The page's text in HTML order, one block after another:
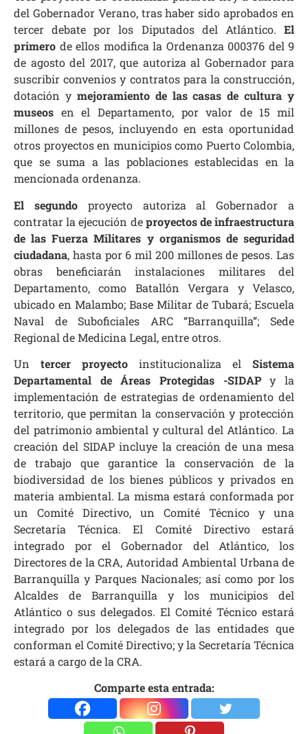
del Gobernador Verano, tras haber sido aprobados en
tercer debate por los Diputados del Atlántico. El
primero de ellos modifica la Ordenanza 000376 del 9
de agosto del 2017, que autoriza al Gobernador para
suscribir convenios y contratos para la construcción,
dotación y mejoramiento de las casas de cultura y
museos en el Departamento, por valor de 15 mil
millones de pesos, incluyendo en esta oportunidad
otros proyectos en municipios como Puerto Colombia,
que se suma a las poblaciones establecidas en la
mencionada ordenanza.
El segundoproyecto autoriza al Gobernador a
contratar la ejecución deproyectos de infraestructura
de las Fuerza Militares y organismos de seguridad
ciudadana, hasta por 6 mil 200 millones de pesos. Las
obras beneficiarán instalaciones militares del
Departamento, como Batallón Vergara y Velasco,
ubicado en Malambo; Base Militar de Tubará; Escuela
Naval de Suboficiales ARC “Barranquilla”; Sede
Regional de Medicina Legal, entre otros.
Un tercer proyecto institucionaliza el Sistema
Departamental de Áreas Protegidas -SIDAPy la
implementación de estrategias de ordenamiento del
territorio, que permitan la conservación y protección
del patrimonio ambiental y cultural del Atlántico. La
creación del SIDAP incluye la creación de una mesa
de trabajo que garantice la conservación de la
biodiversidad de los bienes públicos y privados en
materia ambiental. La misma estará conformada por
un Comité Directivo, un Comité Técnico y una
Secretaría Técnica. El Comité Directivo estará
integrado por el Gobernador del Atlántico, los
Directores de la CRA, Autoridad Ambiental Urbana de
Barranquilla y Parques Nacionales; así como por los
Alcaldes de Barranquilla y los municipios del
Atlántico o sus delegados. El Comité Técnico estará
integrado por los delegados de las entidades que
conforman el Comité Directivo; y la Secretaría Técnica
estará a cargo de la CRA.
Comparte esta entrada: